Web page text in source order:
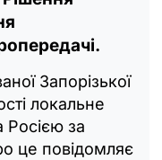
Запорізької
локальне
Росією за
це повідомляє